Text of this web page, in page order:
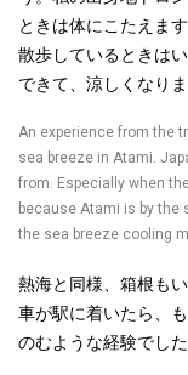
ときは体にこたえま
散歩しているときは
できて、涼しくなりま
An experience from the
sea breeze in Atami.
from. Especially when
because Atami is by the
the sea breeze cooling
熱海と同様、箱根も
車が駅に着いたら、
のむような経験でした